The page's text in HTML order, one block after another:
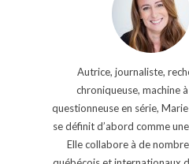
Autrice, journaliste,
chroniqueuse, machine
questionneuse en série,
se définit d’abord comme
Elle collabore à de